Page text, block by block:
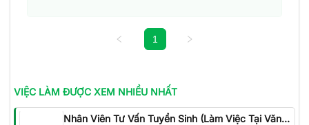
1
VIỆC LÀM ĐƯỢC XEM NHIỀU NHẤT
Nhân Viên Tư Vấn Tuyển Sinh (Làm Việc Tại Văn Phòng)